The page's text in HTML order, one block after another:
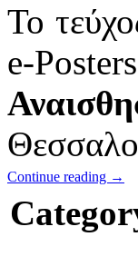
Το
e-
Continue reading →